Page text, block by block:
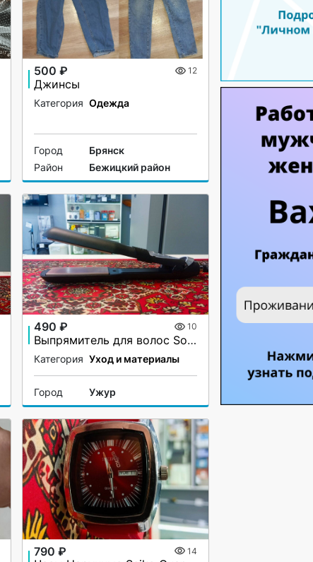
500 ₽ 12
Джинсы
Категория Одежда
Город
Брянск
Район
Бежицкий район
490 ₽ 10
Выпрямитель для волос Sonar
Категория Уход и материалы
Город Ужур
790 ₽ 14